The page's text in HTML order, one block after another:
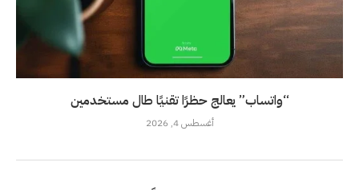
“واتساب” يعالج حظرًا تقنيًا طال مستخدمين
أغسطس 4, 2026